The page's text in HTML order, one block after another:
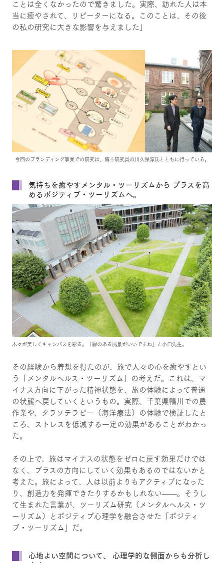
ことは全くなかったので驚きました。実際、訪れた人は本
当に癒やされて、リピーターになる。このことは、その後
の私の研究に大きな影響を与えました」
今回のブランディング事業での研究は、博士研究員の川久保淳氏とともに行っている。
気持ちを癒やすメンタル・ツーリズムから プラスを高
めるポジティブ・ツーリズムへ。
木々が美しくキャンパスを彩る。「緑のある風景がいいですね」と小口先生。
その経験から着想を得たのが、旅で人々の心を癒やすとい
う「メンタルヘルス・ツーリズム」の考えだ。これは、マ
イナス方向に下がった精神状態を、旅の体験によって普通
の状態へ戻していくというもの。実際、千葉県鴨川での農
作業や、タラソテラピー（海洋療法）の体験で検証したと
ころ、ストレスを低減する一定の効果があることがわかっ
た。
その上で、旅はマイナスの状態をゼロに戻す効果だけでは
なく、プラスの方向にしていく効果もあるのではないかと
考えた。旅によって、人は以前よりもアクティブになった
り、創造力を発揮できたりするかもしれない——。そうし
て生まれた言葉が、ツーリズム研究（メンタルヘルス・ツ
ーリズム）とポジティブ心理学を融合させた「ポジティ
ブ・ツーリズム」だ。
心地よい空間について、 心理学的な側面からも分析し